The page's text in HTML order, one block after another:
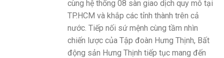
cùng hệ thống 08 sàn giao dịch quy mô tại
TP.HCM và khắp các tỉnh thành trên cả
nước. Tiếp nối sứ mệnh cùng tầm nhìn
chiến lược của Tập đoàn Hưng Thịnh, Bất
động sản Hưng Thịnh tiếp tục mang đến